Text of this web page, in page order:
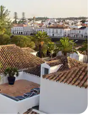
„Odabrali gosti”